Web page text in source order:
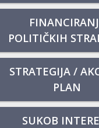
POLITIČKIH
STRATEGIJA /
PLAN
SUKOB